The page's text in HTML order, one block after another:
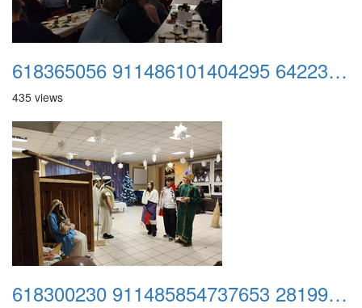
618365056 911486101404295 642233996274485081 n
435 views
618300230 911485854737653 2819931317828699904 n